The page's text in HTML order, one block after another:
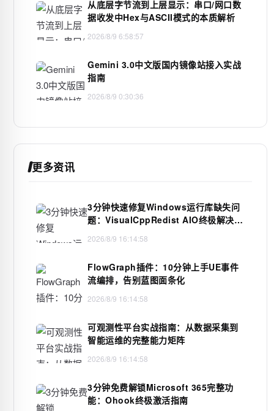
从底层字节流到上层显示：串口/网口数
据收发中Hex与ASCII模式的本质解析
2026/8/9 6:58:57
Gemini 3.0中文版国内镜像站接入实战
指南
2026/8/9 0:30:36
更多资讯
3分钟快速修复Windows运行库缺失问
题：VisualCppRedist AIO终极解决方
2026/8/9 16:14:58
FlowGraph插件：10分钟上手UE事件
流编排，告别蓝图面条化
2026/8/9 16:14:58
可观测性平台实战指南：从数据采集到
智能运维的完整能力矩阵
2026/8/9 16:14:58
3分钟免费解锁Microsoft 365完整功
能：Ohook终极激活指南